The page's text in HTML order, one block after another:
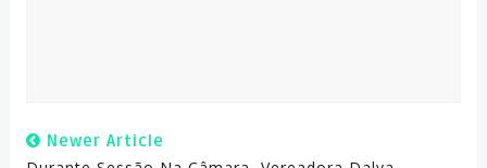
Newer Article